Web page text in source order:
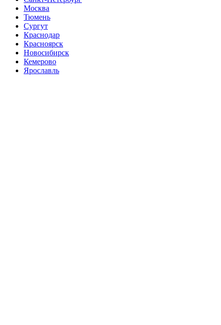
Москва
Тюмень
Сургут
Краснодар
Красноярск
Новосибирск
Кемерово
Ярославль